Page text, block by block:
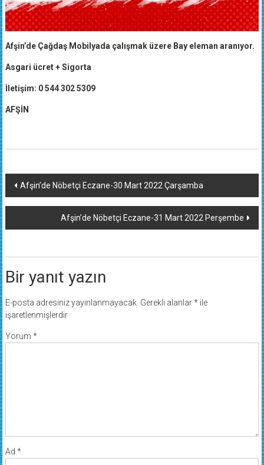
Afşin’de Çağdaş Mobilyada çalışmak üzere Bay eleman aranıyor.
Asgari ücret + Sigorta
İletişim: 0 544 302 5309
AFŞİN
Yazı
dolaşımı
Afşin’de Nöbetçi Eczane-30 Mart 2022 Çarşamba
Afşin’de Nöbetçi Eczane-31 Mart 2022 Perşembe
Bir yanıt yazın
E-posta adresiniz yayınlanmayacak. Gerekli alanlar*ile
işaretlenmişlerdir
Yorum *
Ad *